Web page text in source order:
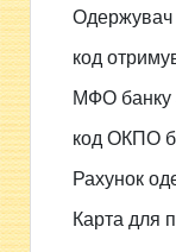
Одержувач
код
МФО банку
код ОКПО
Рахунок
Карта для